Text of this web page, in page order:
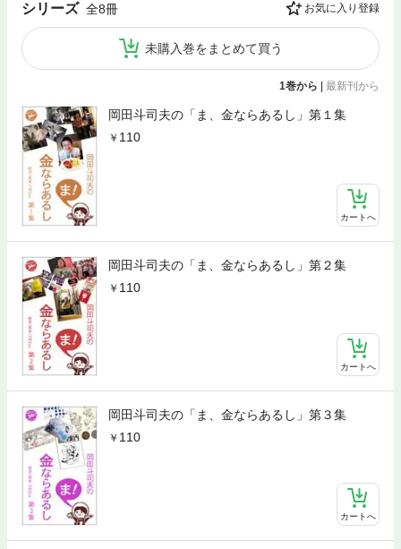
シリーズ 全8冊 お気に入り登録
未購入巻をまとめて買う
1巻から 最新刊から
岡田斗司夫の「ま、金ならあるし」第１集
110
カートへ
岡田斗司夫の「ま、金ならあるし」第２集
110
カートへ
岡田斗司夫の「ま、金ならあるし」第３集
110
カートへ